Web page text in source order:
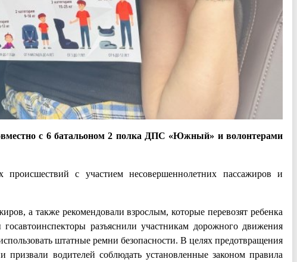
с 6 батальоном 2 полка ДПС «Южный» и волонтерами
с участием несовершеннолетних пассажиров и
а также рекомендовали взрослым, которые перевозят ребенка
разъяснили участникам дорожного движения
штатные ремни безопасности. В целях предотвращения
водителей соблюдать установленные законом правила